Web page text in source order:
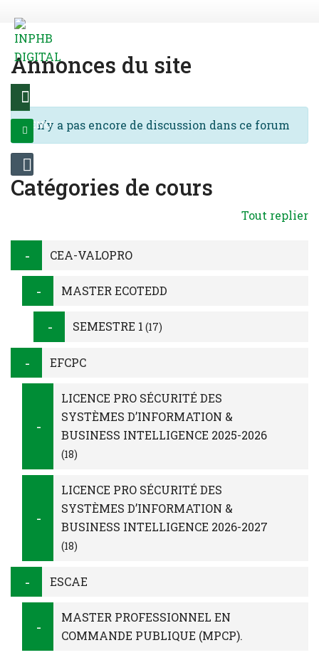
MENU
Annonces du site
Il n’y a pas encore de discussion dans ce forum
Catégories de cours
Tout replier
CEA-VALOPRO
MASTER ECOTEDD
SEMESTRE 1 (17)
EFCPC
LICENCE PRO SÉCURITÉ DES
SYSTÈMES D’INFORMATION &
BUSINESS INTELLIGENCE 2025-2026
(18)
LICENCE PRO SÉCURITÉ DES
SYSTÈMES D’INFORMATION &
BUSINESS INTELLIGENCE 2026-2027
(18)
ESCAE
MASTER PROFESSIONNEL EN
COMMANDE PUBLIQUE (MPCP).